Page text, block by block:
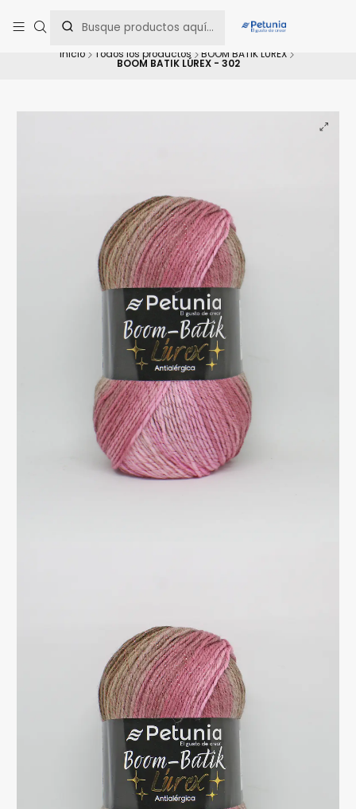
una asesoría personalizada.
Inicio Todos los productos BOOM BATIK LÚREX
BOOM BATIK LÚREX - 302